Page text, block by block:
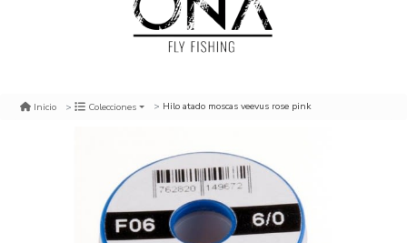
Inicio Colecciones Hilo atado moscas veevus rose pink